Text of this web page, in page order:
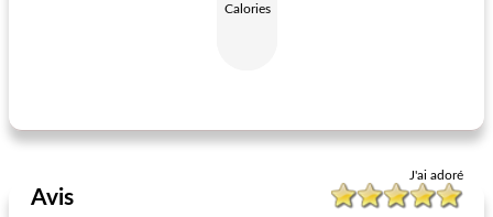
Calories
J'ai adoré
Avis